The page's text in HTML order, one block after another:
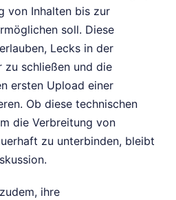
von Inhalten bis zur
soll. Diese
Lecks in der
schließen und die
ersten Upload einer
Ob diese technischen
die Verbreitung von
zu unterbinden, bleibt
ihre